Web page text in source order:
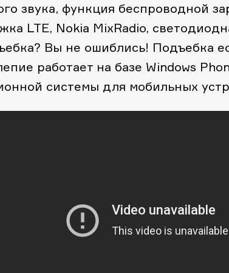
звука, функция беспроводной
LTE, Nokia MixRadio,
Вы не ошиблись! Подъебка
работает на базе Windows
системы для мобильных